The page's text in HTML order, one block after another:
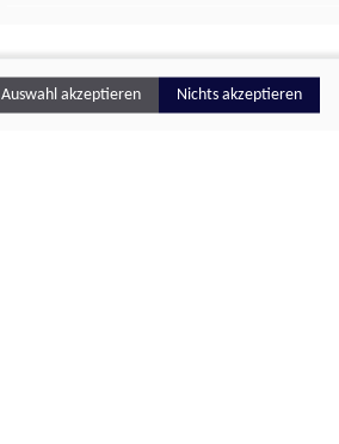
Auswahl akzeptieren Nichts akzeptieren